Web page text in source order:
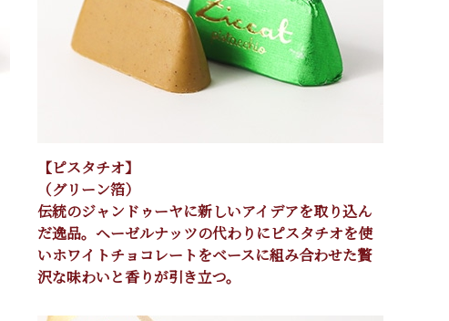
【ピスタチオ】
（グリーン箔）
伝統のジャンドゥーヤに新しいアイデアを取り込ん
だ逸品。ヘーゼルナッツの代わりにピスタチオを使
いホワイトチョコレートをベースに組み合わせた贅
沢な味わいと香りが引き立つ。